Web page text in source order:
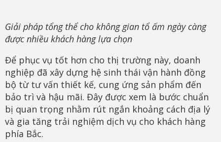
Giải pháp tổng thể cho không gian tổ ấm ngày càng
được nhiều khách hàng lựa chọn
Để phục vụ tốt hơn cho thị trường này, doanh
nghiệp đã xây dựng hệ sinh thái vận hành đồng
bộ từ tư vấn thiết kế, cung ứng sản phẩm đến
bảo trì và hậu mãi. Đây được xem là bước chuẩn
bị quan trọng nhằm rút ngắn khoảng cách địa lý
và gia tăng trải nghiệm dịch vụ cho khách hàng
phía Bắc.